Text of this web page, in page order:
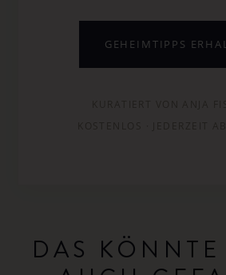
GEHEIMTIPPS
DAS